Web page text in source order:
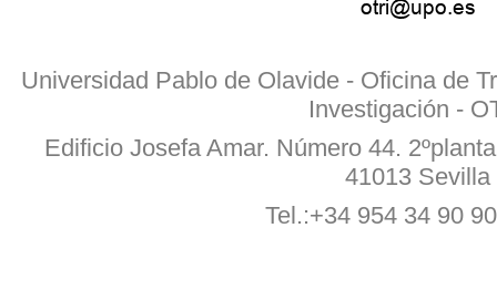
Universidad Pablo de Olavide - Oficina de
Investigación -
Edificio Josefa Amar. Número 44.
41013 Sevilla
Tel.:+34 954 34 90